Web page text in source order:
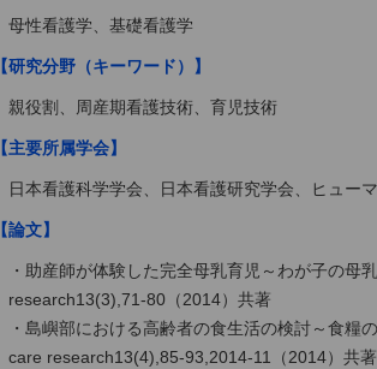
母性看護学、基礎看護学
【研究分野（キーワード）】
親役割、周産期看護技術、育児技術
【主要所属学会】
日本看護科学学会、日本看護研究学会、ヒュー
【論文】
・助産師が体験した完全母乳育児～わが子の
research13(3),71-80（2014）共著
・島嶼部における高齢者の食生活の検討～食糧
care research13(4),85-93,2014-11（2014）共著